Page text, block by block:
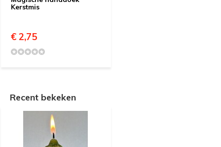
Kerstmis
€ 2,75
Recent bekeken